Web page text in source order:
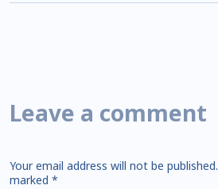
Leave a comment
Your email address will not be published.
marked *